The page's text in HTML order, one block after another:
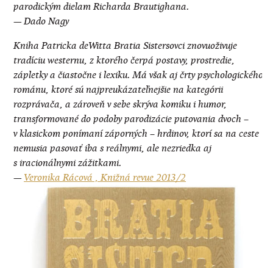
parodickým dielam Richarda Brautighana.
— Dado Nagy
Kniha Patricka deWitta Bratia Sistersovci znovuoživuje
tradíciu westernu, z ktorého čerpá postavy, prostredie,
zápletky a čiastočne i lexiku. Má však aj črty psychologického
románu, ktoré sú najpreukázateľnejšie na kategórii
rozprávača, a zároveň v sebe skrýva komiku i humor,
transformované do podoby parodizácie putovania dvoch –
v klasickom ponímaní záporných – hrdinov, ktorí sa na ceste
nemusia pasovať iba s reálnymi, ale nezriedka aj
s iracionálnymi zážitkami.
—Veronika Rácová , Knižná revue 2013/2